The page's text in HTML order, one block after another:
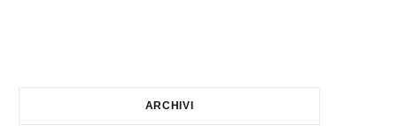
ARCHIVI